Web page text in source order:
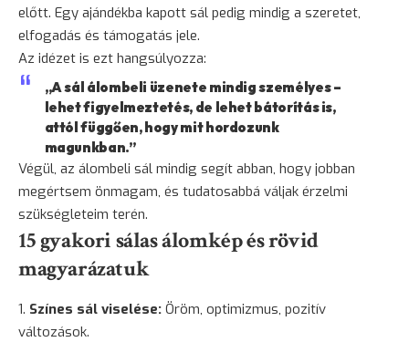
előtt. Egy ajándékba kapott sál pedig mindig a szeretet,
elfogadás és támogatás jele.
Az idézet is ezt hangsúlyozza:
„A sál álombeli üzenete mindig személyes –
lehet figyelmeztetés, de lehet bátorítás is,
attól függően, hogy mit hordozunk
magunkban.”
Végül, az álombeli sál mindig segít abban, hogy jobban
megértsem önmagam, és tudatosabbá váljak érzelmi
szükségleteim terén.
15 gyakori sálas álomkép és rövid
magyarázatuk
Színes sál viselése: Öröm, optimizmus, pozitív
változások.